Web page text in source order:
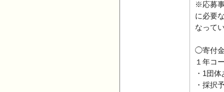
※応募
に必要
なって
◯寄付
１年コ
・1団
・採択